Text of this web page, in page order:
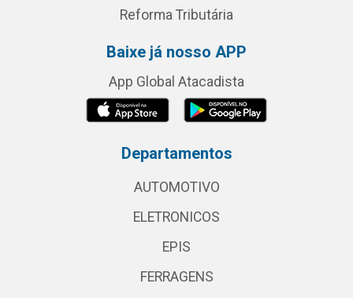
Reforma Tributária
Baixe já nosso APP
App Global Atacadista
Departamentos
AUTOMOTIVO
ELETRONICOS
EPIS
FERRAGENS